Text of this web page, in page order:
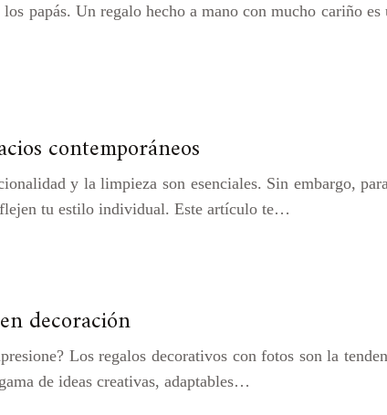
papás. Un regalo hecho a mano con mucho cariño
contemporáneos
y la limpieza son esenciales. Sin embargo,
tu estilo individual. Este artículo te…
decoración
Los regalos decorativos con fotos son la
de ideas creativas, adaptables…